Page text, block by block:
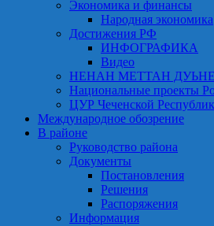
Экономика и финансы
Народная экономика
Достижения РФ
ИНФОГРАФИКА
Видео
НЕНАН МЕТТАН
Национальные проекты
ЦУР Чеченской
Международное обозрение
В районе
Руководство района
Документы
Постановления
Решения
Распоряжения
Информация